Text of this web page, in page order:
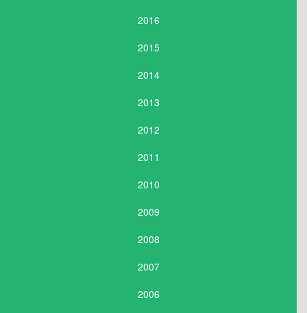
2016
2015
2014
2013
2012
2011
2010
2009
2008
2007
2006